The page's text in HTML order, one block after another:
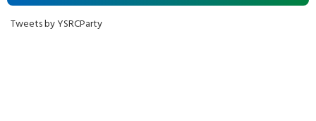
Tweets by YSRCParty